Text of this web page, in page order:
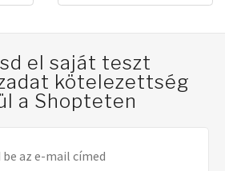
el saját teszt
kötelezettség
a Shopteten